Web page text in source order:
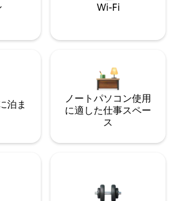
Wi-Fi
泊ま
ノートパソコン使用
に適した仕事スペー
ス